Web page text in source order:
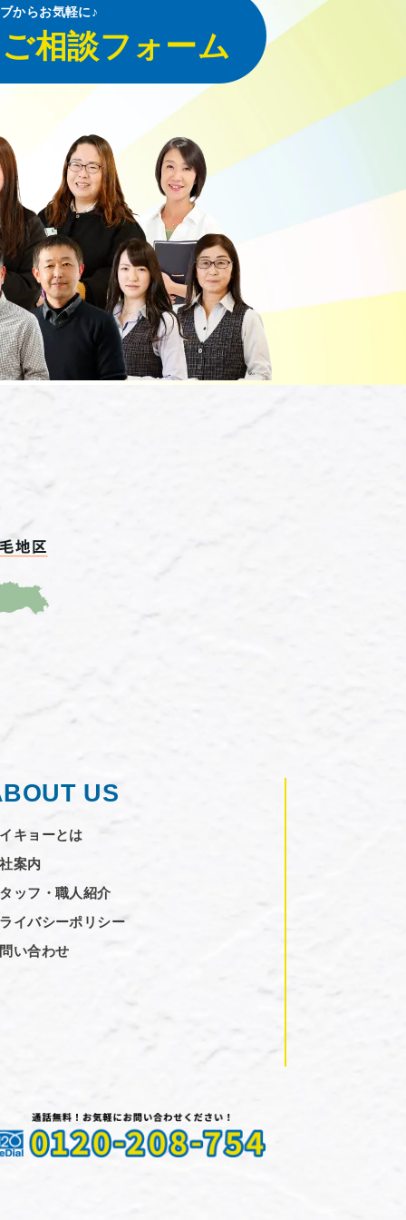
からお気軽に♪
相談フォーム
US
キョーとは
案内
ッフ・職人紹介
イバシーポリシー
い合わせ